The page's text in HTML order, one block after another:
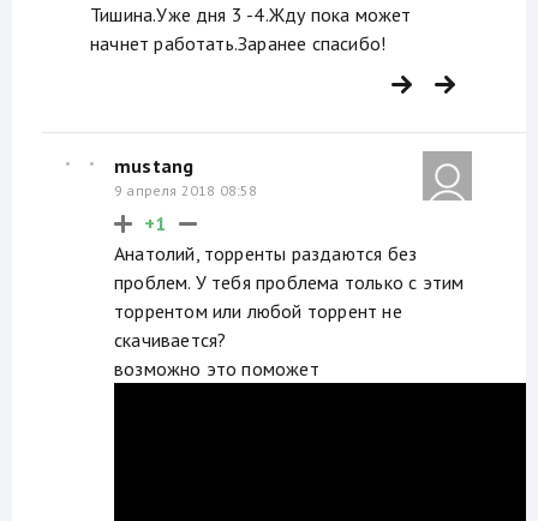
Тишина.Уже дня 3 -4.Жду пока может
начнет работать.Заранее спасибо!
mustang
9 апреля 2018 08:58
+1
Анатолий, торренты раздаются без
проблем. У тебя проблема только с этим
торрентом или любой торрент не
скачивается?
возможно это поможет